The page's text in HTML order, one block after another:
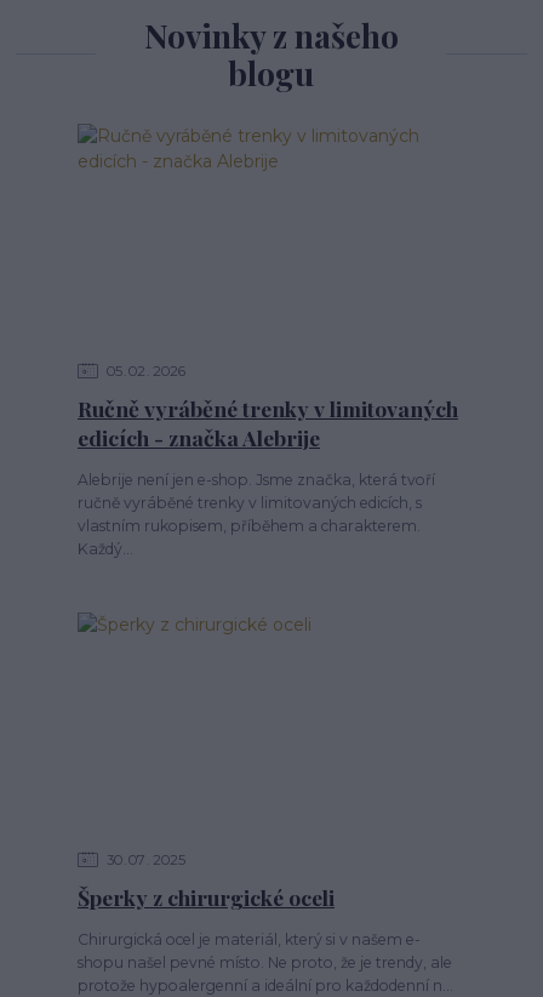
Novinky z našeho
blogu
05 02 2026
Ručně vyráběné trenky v limitovaných
edicích - značka Alebrije
Alebrije není jen e-shop. Jsme značka, která tvoří
ručně vyráběné trenky v limitovaných edicích, s
vlastním rukopisem, příběhem a charakterem.
Každý...
30 07 2025
Šperky z chirurgické oceli
Chirurgická ocel je materiál, který si v našem e-
shopu našel pevné místo. Ne proto, že je trendy, ale
protože hypoalergenní a ideální pro každodenní n...